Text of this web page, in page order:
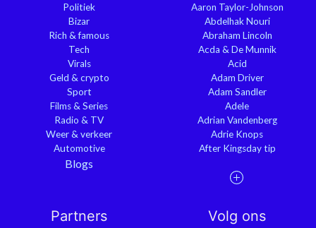
Politiek
Bizar
Rich & famous
Tech
Virals
Geld & crypto
Sport
Films & Series
Radio & TV
Weer & verkeer
Automotive
Blogs
Aaron Taylor-Johnson
Abdelhak Nouri
Abraham Lincoln
Acda & De Munnik
Acid
Adam Driver
Adam Sandler
Adele
Adrian Vandenberg
Adrie Knops
After Kingsday tip
Partners Volg ons